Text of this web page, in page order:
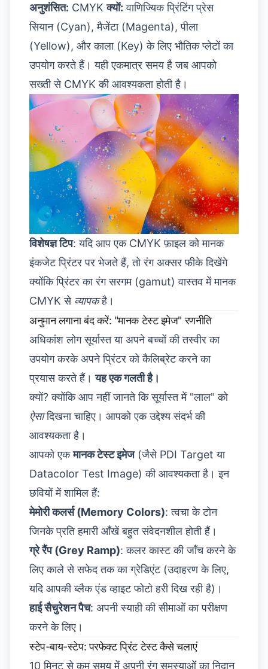
अनुशंसित: CMYKक्यों: वाणिज्यिक प्रिंटिंग प्रेस
सियान (Cyan), मैजेंटा (Magenta), पीला
(Yellow), और काला (Key) के लिए भौतिक प्लेटों का
उपयोग करते हैं। यही एकमात्र समय है जब आपको
सख्ती से CMYK की आवश्यकता होती है।
विशेषज्ञ टिप: यदि आप एक CMYK फ़ाइल को मानक
इंकजेट प्रिंटर पर भेजते हैं, तो रंग अक्सर फीके दिखेंगे
क्योंकि प्रिंटर का रंग सरगम (gamut) वास्तव में मानक
CMYK से व्यापकहै।
अनुमान लगाना बंद करें: "मानक टेस्ट इमेज" रणनीति
अधिकांश लोग सूर्यास्त या अपने बच्चों की तस्वीर का
उपयोग करके अपने प्रिंटर को कैलिब्रेट करने का
प्रयास करते हैं।यह एक गलती है।
क्यों? क्योंकि आप नहीं जानते कि सूर्यास्त में "लाल" को
ऐसादिखना चाहिए। आपको एक उद्देश्य संदर्भ की
आवश्यकता है।
आपको एकमानक टेस्ट इमेज(जैसे PDI Target या
Datacolor Test Image) की आवश्यकता है। इन
छवियों में शामिल हैं:
मेमोरी कलर्स (Memory Colors): त्वचा के टोन
जिनके प्रति हमारी आँखें बहुत संवेदनशील होती हैं।
ग्रे रैंप (Grey Ramp): कलर कास्ट की जाँच करने के
लिए काले से सफेद तक का ग्रेडिएंट (उदाहरण के लिए,
यदि आपकी ब्लैक एंड व्हाइट फोटो हरी दिख रही है)।
हाई सैचुरेशन पैच: अपनी स्याही की सीमाओं का परीक्षण
करने के लिए।
स्टेप-बाय-स्टेप: परफेक्ट प्रिंट टेस्ट कैसे चलाएं
10 मिनट से कम समय में अपनी रंग समस्याओं का निदान